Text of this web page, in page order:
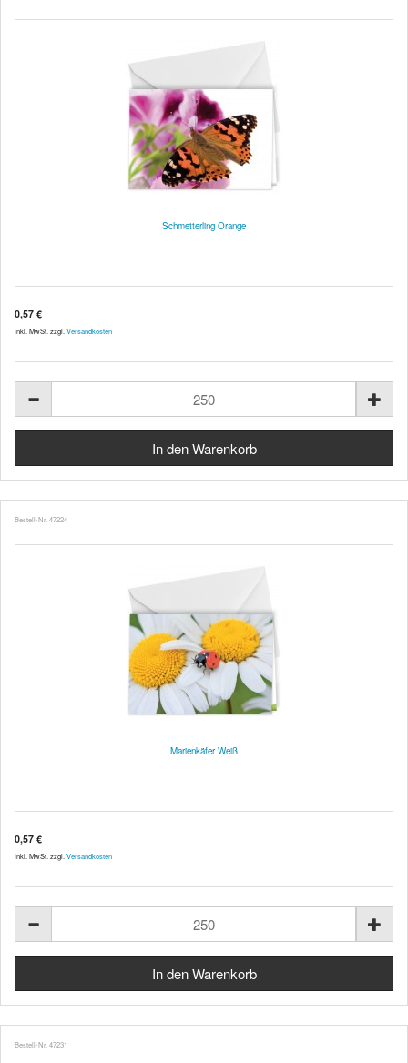
Schmetterling Orange
0,57 €
inkl. MwSt. zzgl. Versandkosten
Bestell-Nr. 47224
Marienkäfer Weiß
0,57 €
inkl. MwSt. zzgl. Versandkosten
Bestell-Nr. 47231